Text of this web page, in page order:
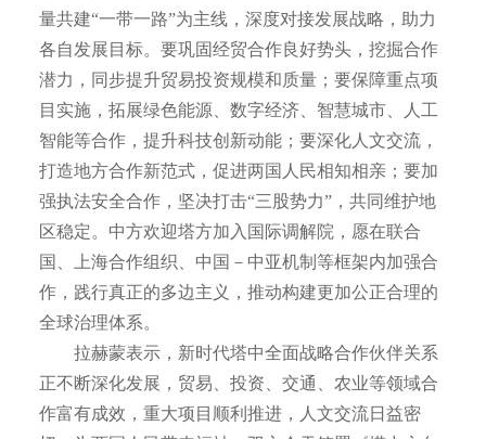
量共建“一带一路”为主线，深度对接发展战略，助力
各自发展目标。要巩固经贸合作良好势头，挖掘合作
潜力，同步提升贸易投资规模和质量；要保障重点项
目实施，拓展绿色能源、数字经济、智慧城市、人工
智能等合作，提升科技创新动能；要深化人文交流，
打造地方合作新范式，促进两国人民相知相亲；要加
强执法安全合作，坚决打击“三股势力”，共同维护地
区稳定。中方欢迎塔方加入国际调解院，愿在联合
国、上海合作组织、中国－中亚机制等框架内加强合
作，践行真正的多边主义，推动构建更加公正合理的
全球治理体系。
拉赫蒙表示，新时代塔中全面战略合作伙伴关系
正不断深化发展，贸易、投资、交通、农业等领域合
作富有成效，重大项目顺利推进，人文交流日益密